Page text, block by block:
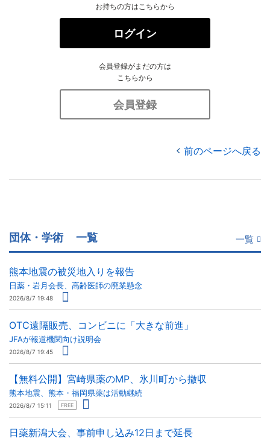
お持ちの方はこちらから
ログイン
会員登録がまだの方は
こちらから
会員登録
前のページへ戻る
団体・学術 一覧 一覧
熊本地震の被災地入りを報告
日薬・岩月会長、高齢医師の廃業懸念
2026/8/7 19:48
OTC遠隔販売、コンビニに「大きな前進」
JFAが報道機関向け説明会
2026/8/7 19:45
【無料公開】宮崎県薬のMP、氷川町から撤収
熊本地震、熊本・福岡県薬は活動継続
2026/8/7 15:11 FREE
日薬新潟大会、事前申し込み12日まで延長